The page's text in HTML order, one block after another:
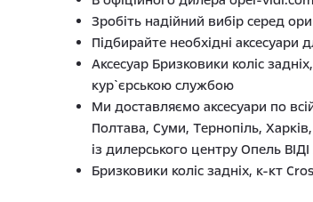
Зробіть надійний вибір серед
Підбирайте необхідні
Аксесуар Бризковики коліс
кур`єрською службою
Ми доставляємо аксесуари по
Полтава, Суми, Тернопіль,
із дилерського центру Опель
Бризковики коліс задніх, к-кт